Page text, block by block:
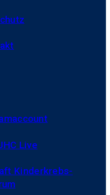
Live
Kinderkrebs-